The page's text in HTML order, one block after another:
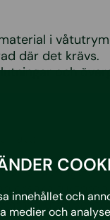
innehållet och
medier och
i
där det krävs.
och
att:
ronderingar.
orsaka
utan